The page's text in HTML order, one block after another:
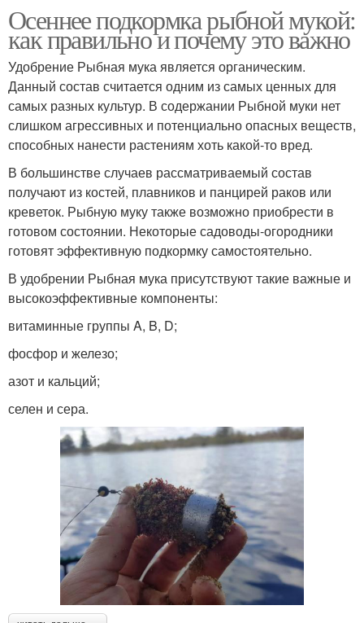
Осеннее подкормка рыбной мукой:
как правильно и почему это важно
Удобрение Рыбная мука является органическим.
Данный состав считается одним из самых ценных для
самых разных культур. В содержании Рыбной муки нет
слишком агрессивных и потенциально опасных веществ,
способных нанести растениям хоть какой-то вред.
В большинстве случаев рассматриваемый состав
получают из костей, плавников и панцирей раков или
креветок. Рыбную муку также возможно приобрести в
готовом состоянии. Некоторые садоводы-огородники
готовят эффективную подкормку самостоятельно.
В удобрении Рыбная мука присутствуют такие важные и
высокоэффективные компоненты:
витаминные группы A, B, D;
фосфор и железо;
азот и кальций;
селен и сера.